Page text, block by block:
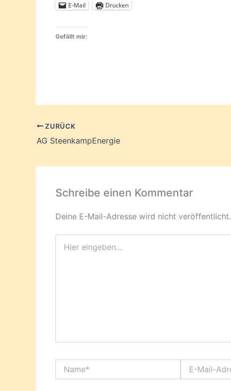
E-Mail Drucken
Gefällt mir:
ZURÜCK
AG SteenkampEnergie
Schreibe einen Kommentar
Deine E-Mail-Adresse wird nicht veröffentlicht.
eingeben…
Mail-